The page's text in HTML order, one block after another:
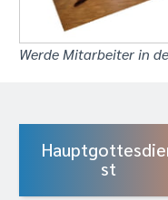
Werde Mitarbeiter in
st